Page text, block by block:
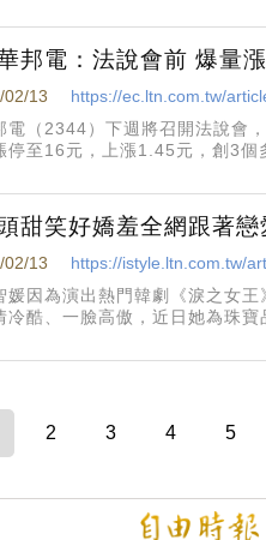
要不要去邀
邦電：法說會前 爆量
02/13
https://ec.ltn.com.tw/
電（2344）下週將召開法說會
停至16元，上漲1.45元，創3個
甜笑好嬌羞全網跟著
02/13
https://istyle.ltn.com.tw/
媛因為演出熱門韓劇《淚之女
冷酷、一臉高傲，近日她為珠
2 3 4 5